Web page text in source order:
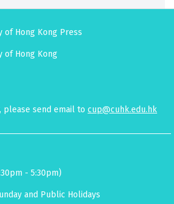
of Hong Kong Press
of Hong Kong
please send email to cup@cuhk.edu.hk
- 5:30pm)
and Public Holidays